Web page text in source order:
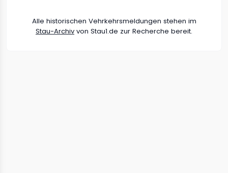
Alle historischen Vehrkehrsmeldungen stehen im
Stau-Archiv von Stau1.de zur Recherche bereit.